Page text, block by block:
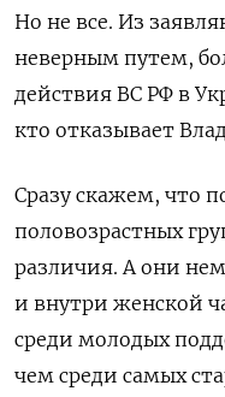
Но не все. Из
неверным путем,
действия ВС РФ в
кто отказывает
Сразу скажем, что
половозрастных
различия. А они
и внутри женской
среди молодых
чем среди самых